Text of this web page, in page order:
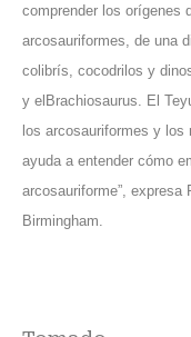
comprender los orígenes
arcosauriformes, de una
colibrís, cocodrilos y
y elBrachiosaurus. El
los arcosauriformes y
ayuda a entender cómo
arcosauriforme”, expresa
Birmingham.